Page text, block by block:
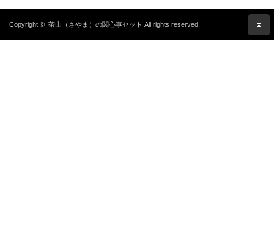
Copyright © 茶山（さやま）の関心事セット All rights reserved.